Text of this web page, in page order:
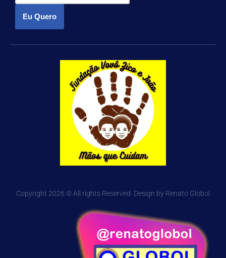
Eu Quero
Copyright 2026 © All rights Reserved. Design by Renato Globol